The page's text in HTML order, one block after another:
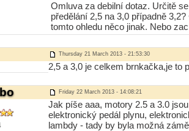
Omluva za debilní dotaz. Určitě
předělání 2,5 na 3,0 případně
tomto ohledu něco jinak. Nebo
Thursday 21 March 2013 - 21:53:30
2,5 a 3,0 je celkem brnkačka,je to
Friday 22 March 2013 - 14:08:21
Jak píše aaa, motory 2.5 a 3.0
elektronický pedál plynu,
lambdy - tady by byla možná